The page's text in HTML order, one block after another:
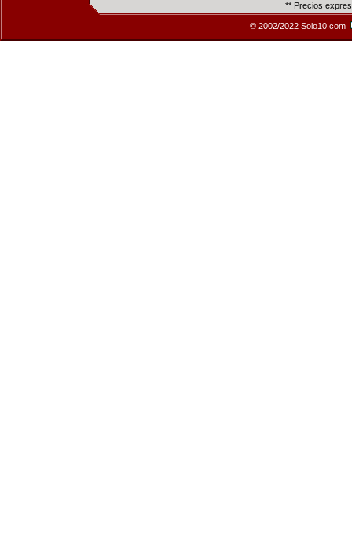
** Precios
© 2002/2022 Solo10.com